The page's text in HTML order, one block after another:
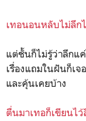
เทอนอนหลับไม่ลึก
แต่ชั้นก็ไม่รู้ว่าลึกแ
เรื่องแถมในฝันก็เ
และคุ้นเคยบ้าง
ตื่นมาเทอก็เขียนไ